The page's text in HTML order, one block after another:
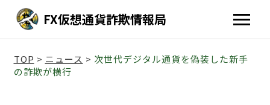
FX仮想通貨詐欺情報局
TOP > ニュース > 次世代デジタル通貨を偽装した新手
の詐欺が横行